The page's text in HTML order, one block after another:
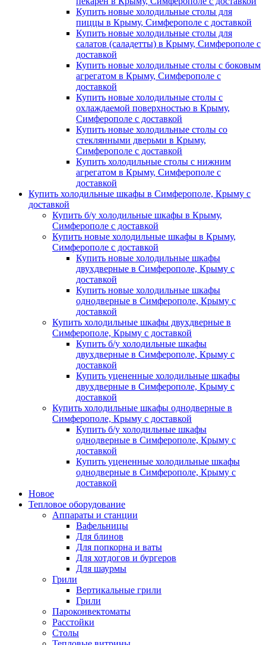
Купить новые холодильные столы для
пиццы в Крыму, Симферополе с доставкой
Купить новые холодильные столы для
салатов (саладетты) в Крыму, Симферополе с
доставкой
Купить новые холодильные столы с боковым
агрегатом в Крыму, Симферополе с
доставкой
Купить новые холодильные столы с
охлаждаемой поверхностью в Крыму,
Симферополе с доставкой
Купить новые холодильные столы со
стеклянными дверьми в Крыму,
Симферополе с доставкой
Купить холодильные столы с нижним
агрегатом в Крыму, Симферополе с
доставкой
Купить холодильные шкафы в Симферополе, Крыму с
доставкой
Купить б/у холодильные шкафы в Крыму,
Симферополе с доставкой
Купить новые холодильные шкафы в Крыму,
Симферополе с доставкой
Купить новые холодильные шкафы
двухдверные в Симферополе, Крыму с
доставкой
Купить новые холодильные шкафы
однодверные в Симферополе, Крыму с
доставкой
Купить холодильные шкафы двухдверные в
Симферополе, Крыму с доставкой
Купить б/у холодильные шкафы
двухдверные в Симферополе, Крыму с
доставкой
Купить уцененные холодильные шкафы
двухдверные в Симферополе, Крыму с
доставкой
Купить холодильные шкафы однодверные в
Симферополе, Крыму с доставкой
Купить б/у холодильные шкафы
однодверные в Симферополе, Крыму с
доставкой
Купить уцененные холодильные шкафы
однодверные в Симферополе, Крыму с
доставкой
Новое
Тепловое оборудование
Аппараты и станции
Вафельницы
Для блинов
Для попкорна и ваты
Для хотдогов и бургеров
Для шаурмы
Грили
Вертикальные грили
Грили
Пароконвектоматы
Расстойки
Столы